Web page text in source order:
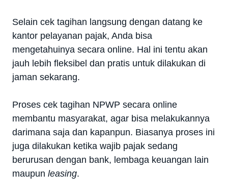
Selain cek tagihan langsung dengan datang ke
kantor pelayanan pajak, Anda bisa
mengetahuinya secara online. Hal ini tentu akan
jauh lebih fleksibel dan pratis untuk dilakukan di
jaman sekarang.
Proses cek tagihan NPWP secara online
membantu masyarakat, agar bisa melakukannya
darimana saja dan kapanpun. Biasanya proses ini
juga dilakukan ketika wajib pajak sedang
berurusan dengan bank, lembaga keuangan lain
maupun leasing.